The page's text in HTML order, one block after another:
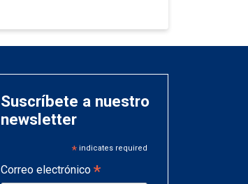
Suscríbete a nuestro
newsletter
* indicates required
Correo electrónico *